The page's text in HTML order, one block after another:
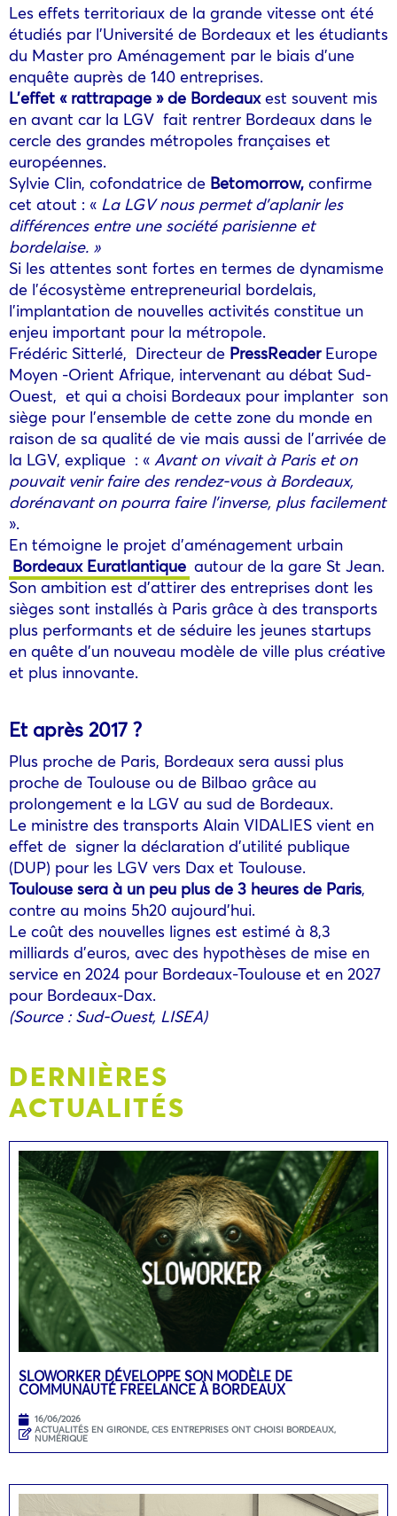
Les effets territoriaux de la grande vitesse ont été
étudiés par l’Université de Bordeaux et les étudiants
du Master pro Aménagement par le biais d’une
enquête auprès de 140 entreprises.
L’effet « rattrapage » de Bordeauxest souvent mis
en avant car la LGV fait rentrer Bordeaux dans le
cercle des grandes métropoles françaises et
européennes.
Sylvie Clin, cofondatrice de Betomorrow, confirme
cet atout : « La LGV nous permet d’aplanir les
différences entre une société parisienne et
bordelaise. »
Si les attentes sont fortes en termes de dynamisme
de l’écosystème entrepreneurial bordelais,
l’implantation de nouvelles activités constitue un
enjeu important pour la métropole.
Frédéric Sitterlé, Directeur de PressReaderEurope
Moyen -Orient Afrique, intervenant au débat Sud-
Ouest, et qui a choisi Bordeaux pour implanter son
siège pour l’ensemble de cette zone du monde en
raison de sa qualité de vie mais aussi de l’arrivée de
la LGV, explique : « Avant on vivait à Paris et on
pouvait venir faire des rendez-vous à Bordeaux,
dorénavant on pourra faire l’inverse, plus facilement
».
En témoigne le projet d’aménagement urbain
Bordeaux Euratlantique autour de la gare St Jean.
Son ambition est d’attirer des entreprises dont les
sièges sont installés à Paris grâce à des transports
plus performants et de séduire les jeunes startups
en quête d’un nouveau modèle de ville plus créative
et plus innovante.
Et après 2017 ?
Plus proche de Paris, Bordeaux sera aussi plus
proche de Toulouse ou de Bilbao grâce au
prolongement e la LGV au sud de Bordeaux.
Le ministre des transports Alain VIDALIES vient en
effet de signer la déclaration d’utilité publique
(DUP) pour les LGV vers Dax et Toulouse.
Toulouse sera à un peu plus de 3 heures de Paris,
contre au moins 5h20 aujourd’hui.
Le coût des nouvelles lignes est estimé à 8,3
milliards d’euros, avec des hypothèses de mise en
service en 2024 pour Bordeaux-Toulouse et en 2027
pour Bordeaux-Dax.
(Source : Sud-Ouest, LISEA)
DERNIÈRES
ACTUALITÉS
SLOWORKER DÉVELOPPE SON MODÈLE DE
COMMUNAUTÉ FREELANCE À BORDEAUX
16/06/2026
ACTUALITÉS EN GIRONDE, CES ENTREPRISES ONT CHOISI BORDEAUX,
NUMÉRIQUE